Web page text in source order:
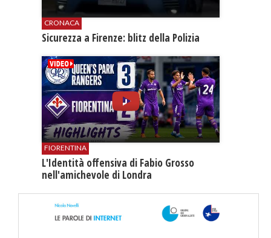
CRONACA
​Sicurezza a Firenze: blitz della Polizia
FIORENTINA
L'Identità offensiva di Fabio Grosso
nell'amichevole di Londra